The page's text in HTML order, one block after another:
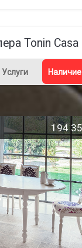
Tonin
Услуги Наличие
194